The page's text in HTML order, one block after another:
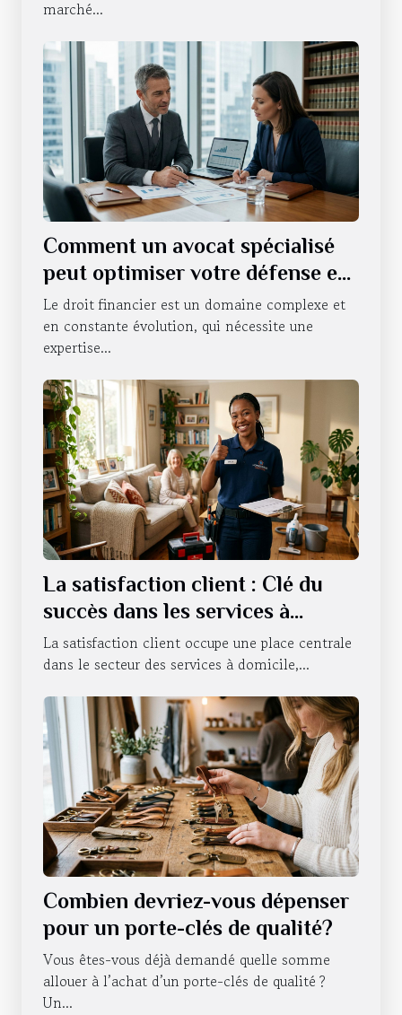
marché...
Comment un avocat spécialisé
peut optimiser votre défense en
droit financier ?
Le droit financier est un domaine complexe et
en constante évolution, qui nécessite une
expertise...
La satisfaction client : Clé du
succès dans les services à
domicile
La satisfaction client occupe une place centrale
dans le secteur des services à domicile,...
Combien devriez-vous dépenser
pour un porte-clés de qualité?
Vous êtes-vous déjà demandé quelle somme
allouer à l’achat d’un porte-clés de qualité ?
Un...